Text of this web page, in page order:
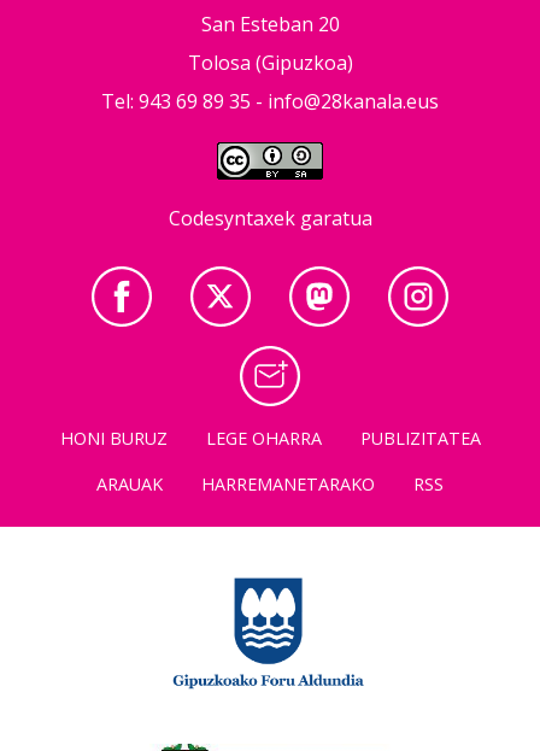
San Esteban 20
Tolosa (Gipuzkoa)
Tel: 943 69 89 35 - info@28kanala.eus
Codesyntaxek garatua
HONI BURUZ LEGE OHARRA
PUBLIZITATEA
ARAUAK
HARREMANETARAKO RSS